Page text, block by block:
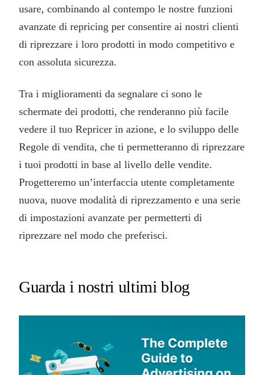
usare, combinando al contempo le nostre funzioni
avanzate di repricing per consentire ai nostri clienti
di riprezzare i loro prodotti in modo competitivo e
con assoluta sicurezza.
Tra i miglioramenti da segnalare ci sono le
schermate dei prodotti, che renderanno più facile
vedere il tuo Repricer in azione, e lo sviluppo delle
Regole di vendita, che ti permetteranno di riprezzare
i tuoi prodotti in base al livello delle vendite.
Progetteremo un’interfaccia utente completamente
nuova, nuove modalità di riprezzamento e una serie
di impostazioni avanzate per permetterti di
riprezzare nel modo che preferisci.
Guarda i nostri ultimi blog